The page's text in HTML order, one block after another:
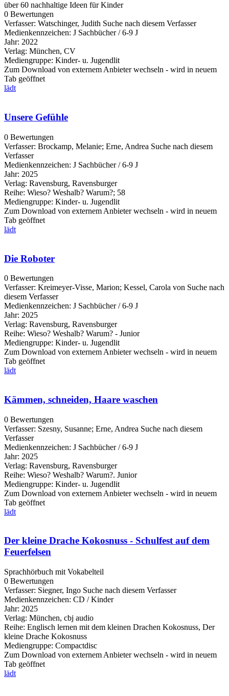
über 60 nachhaltige Ideen für Kinder
0 Bewertungen
Verfasser: Watschinger, Judith Suche nach diesem Verfasser
Medienkennzeichen: J Sachbücher / 6-9 J
Jahr: 2022
Verlag: München, CV
Mediengruppe: Kinder- u. Jugendlit
Zum Download von externem Anbieter wechseln - wird in neuem
Tab geöffnet
lädt
Unsere Gefühle
0 Bewertungen
Verfasser: Brockamp, Melanie; Erne, Andrea Suche nach diesem
Verfasser
Medienkennzeichen: J Sachbücher / 6-9 J
Jahr: 2025
Verlag: Ravensburg, Ravensburger
Reihe: Wieso? Weshalb? Warum?; 58
Mediengruppe: Kinder- u. Jugendlit
Zum Download von externem Anbieter wechseln - wird in neuem
Tab geöffnet
lädt
Die Roboter
0 Bewertungen
Verfasser: Kreimeyer-Visse, Marion; Kessel, Carola von Suche nach
diesem Verfasser
Medienkennzeichen: J Sachbücher / 6-9 J
Jahr: 2025
Verlag: Ravensburg, Ravensburger
Reihe: Wieso? Weshalb? Warum? - Junior
Mediengruppe: Kinder- u. Jugendlit
Zum Download von externem Anbieter wechseln - wird in neuem
Tab geöffnet
lädt
Kämmen, schneiden, Haare waschen
0 Bewertungen
Verfasser: Szesny, Susanne; Erne, Andrea Suche nach diesem
Verfasser
Medienkennzeichen: J Sachbücher / 6-9 J
Jahr: 2025
Verlag: Ravensburg, Ravensburger
Reihe: Wieso? Weshalb? Warum?. Junior
Mediengruppe: Kinder- u. Jugendlit
Zum Download von externem Anbieter wechseln - wird in neuem
Tab geöffnet
lädt
Der kleine Drache Kokosnuss - Schulfest auf dem
Feuerfelsen
Sprachhörbuch mit Vokabelteil
0 Bewertungen
Verfasser: Siegner, Ingo Suche nach diesem Verfasser
Medienkennzeichen: CD / Kinder
Jahr: 2025
Verlag: München, cbj audio
Reihe: Englisch lernen mit dem kleinen Drachen Kokosnuss, Der
kleine Drache Kokosnuss
Mediengruppe: Compactdisc
Zum Download von externem Anbieter wechseln - wird in neuem
Tab geöffnet
lädt